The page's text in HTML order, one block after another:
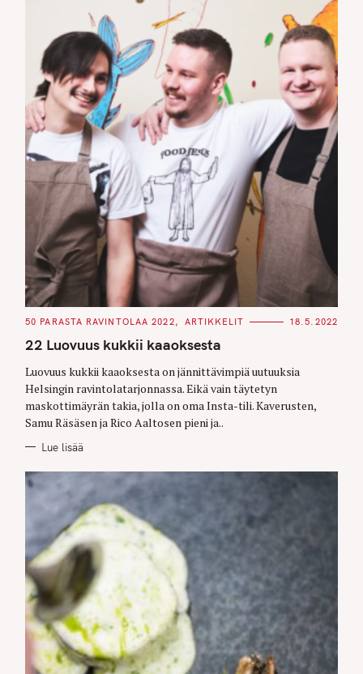
C
T
E
O
R
I
S
50 PARASTA RAVINTOLAA 2022 ARTIKKELIT 18.5.2022
22 Luovuus kukkii kaaoksesta
Luovuus kukkii kaaoksesta on jännittävimpiä uutuuksia
Helsingin ravintolatarjonnassa. Eikä vain täytetyn
maskottimäyrän takia, jolla on oma Insta-tili. Kaverusten,
Samu Räsäsen ja Rico Aaltosen pieni ja..
Lue lisää